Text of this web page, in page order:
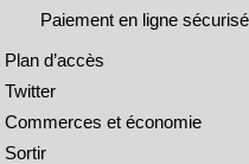
Paiement en ligne sécurisé
Plan d’accès
Twitter
Commerces et économie
Sortir